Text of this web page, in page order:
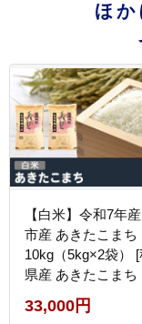
ほ
【白米】令和7年
市産 あきたこまち
10kg（5kg×2袋） [
県産 あきたこまち
10キロ 令和7年産
こまち]
33,000円